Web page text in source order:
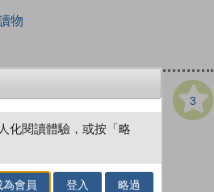
物
3
化閱讀體驗，或按「略
為會員 登入 略過